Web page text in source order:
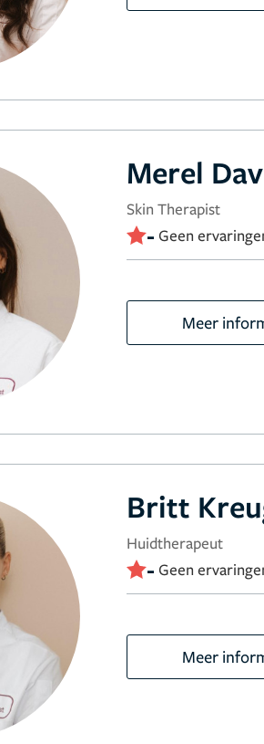
Merel
Skin Therapist
- Geen
Meer
Britt
Huidtherapeut
- Geen
Meer